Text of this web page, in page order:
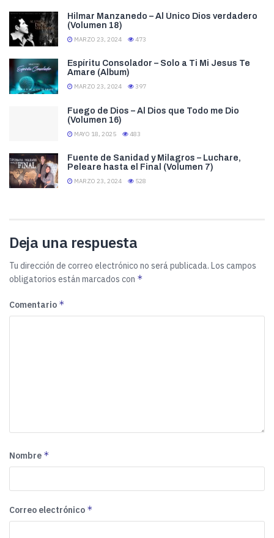
Hilmar Manzanedo – Al Único Dios verdadero
(Volumen 18)
MARZO 23, 2024 473
Espíritu Consolador – Solo a Ti Mi Jesus Te
Amare (Album)
MARZO 23, 2024 397
Fuego de Dios – Al Dios que Todo me Dio
(Volumen 16)
MAYO 18, 2025 483
Fuente de Sanidad y Milagros – Luchare,
Peleare hasta el Final (Volumen 7)
MARZO 23, 2024 528
Deja una respuesta
Tu dirección de correo electrónico no será publicada. Los campos
obligatorios están marcados con *
Comentario *
Nombre *
Correo electrónico *